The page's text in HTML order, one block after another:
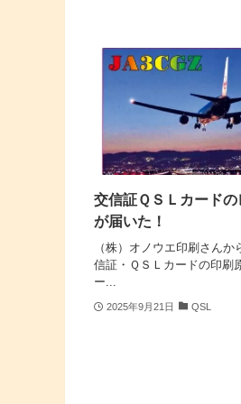
交信証ＱＳＬカードの
が届いた！
（株）オノウエ印刷さんか
信証・ＱＳＬカードの印刷
ー...
2025年9月21日 QSL